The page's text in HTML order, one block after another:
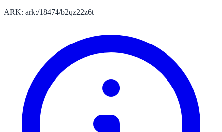
ARK: ark:/18474/b2qz22z6t